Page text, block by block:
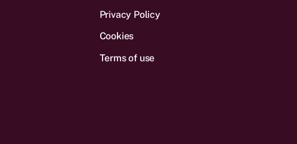
Privacy Policy
Cookies
Terms of use